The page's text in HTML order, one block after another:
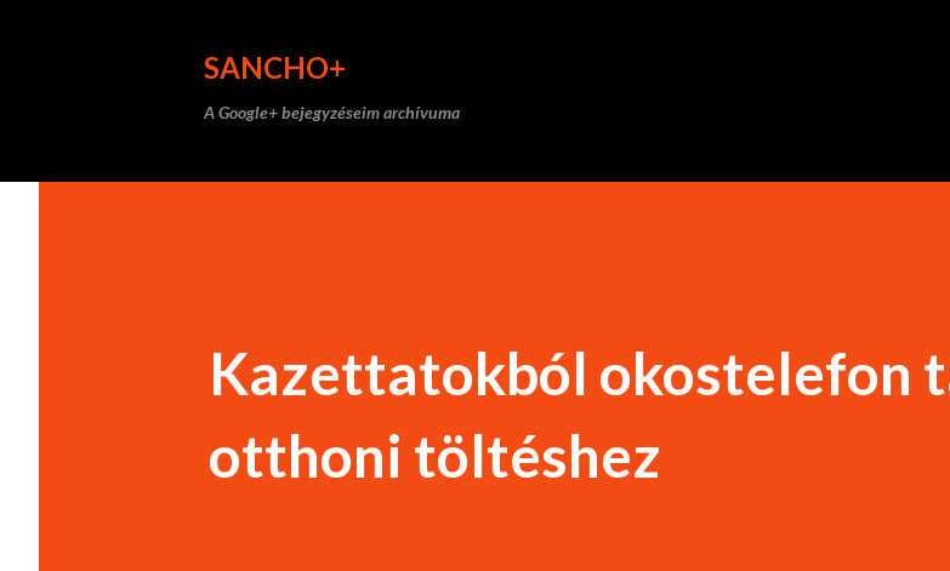
SANCHO+
A Google+ bejegyzéseim archívuma
Kazettatokból okostelefon
otthoni töltéshez